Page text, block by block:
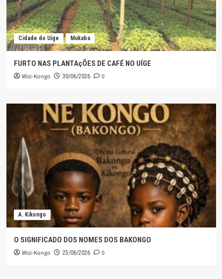
Cidade do Uíge Mukaba
FURTO NAS PLANTAçÕES DE CAFÉ NO UÍGE
Wizi-Kongo 30/06/2026 0
A. Kikongo
O SIGNIFICADO DOS NOMES DOS BAKONGO
Wizi-Kongo 25/06/2026 0